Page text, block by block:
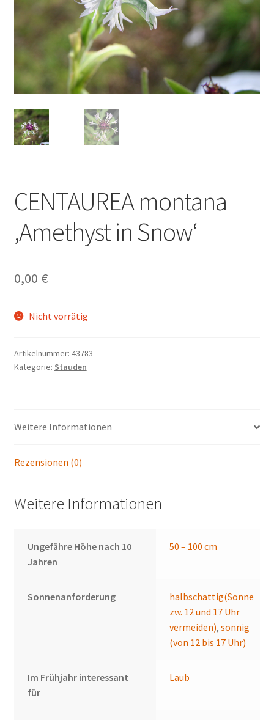
CENTAUREA montana
‚Amethyst in Snow‘
0,00 €
Nicht vorrätig
Artikelnummer: 43783
Kategorie: Stauden
Weitere Informationen
Rezensionen (0)
Weitere Informationen
Ungefähre Höhe nach 10
Jahren
50 – 100 cm
Sonnenanforderung
halbschattig(Sonne
zw. 12 und 17 Uhr
vermeiden),sonnig
(von 12 bis 17 Uhr)
Im Frühjahr interessant
für
Laub